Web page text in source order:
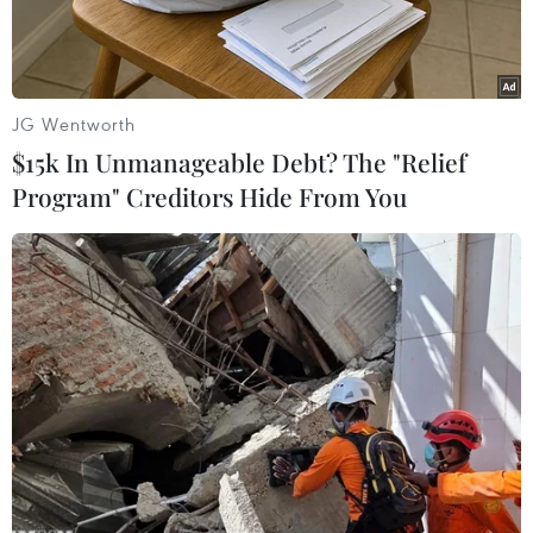
Trong khi đó, tại thị trường New York phiên
26/10, giá vàng tăng hơn 1% lênmức cao nhất
của một tháng qua, trong bối cảnh nhà đầu tư
ẩn," khi kết quả của phiên họp thượng đỉnh sắp
tới củaLiên minh châu Âu (EU) vẫn còn là một
ẩn số.
Trong đợt lên giá 4 phiên vừa qua, giá vàng đã
tăng gần 7% và dường như đanglấy lại vai trò
truyền thống là một mặt hàng "an toàn," sau
một giai đoạn chuyểnđộng cùng chiều với các
tài sản rủi ro.
Giới đầu tư hy vọng EU sẽ tung ra một chương
JG Wentworth
$15k In Unmanageable Debt? The "Relief
Program" Creditors Hide From You